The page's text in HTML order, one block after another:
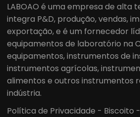
LABOAO é uma empresa de alta
integra P&D, produção, vendas,
exportação, e é um fornecedor
equipamentos de laboratório na
equipamentos, instrumentos de
instrumentos agrícolas,
alimentos e outros instrumentos
indústria.
Política de Privacidade - Biscoito -